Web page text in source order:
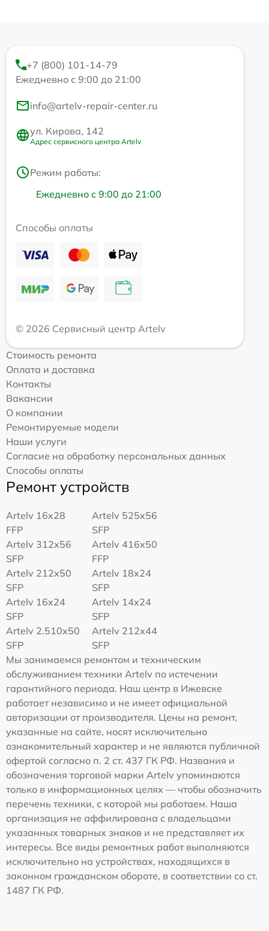
+7 (800) 101-14-79
Ежедневно с 9:00 до 21:00
info@artelv-repair-center.ru
ул. Кирова, 142
Адрес сервисного центра Artelv
Режим работы:
Ежедневно с 9:00 до 21:00
Способы оплаты
© 2026 Сервисный центр Artelv
Стоимость ремонта
Оплата и доставка
Контакты
Вакансии
О компании
Ремонтируемые модели
Наши услуги
Согласие на обработку персональных данных
Способы оплаты
Ремонт устройств
Artelv 16x28
FFP
Artelv 525x56
SFP
Artelv 312x56
SFP
Artelv 416x50
FFP
Artelv 212x50
SFP
Artelv 18x24
SFP
Artelv 16x24
SFP
Artelv 14x24
SFP
Artelv 2.510x50
SFP
Artelv 212x44
SFP
Мы занимаемся ремонтом и техническим
обслуживанием техники Artelv по истечении
гарантийного периода. Наш центр в Ижевске
работает независимо и не имеет официальной
авторизации от производителя. Цены на ремонт,
указанные на сайте, носят исключительно
ознакомительный характер и не являются публичной
офертой согласно п. 2 ст. 437 ГК РФ. Названия и
обозначения торговой марки Artelv упоминаются
только в информационных целях — чтобы обозначить
перечень техники, с которой мы работаем. Наша
организация не аффилирована с владельцами
указанных товарных знаков и не представляет их
интересы. Все виды ремонтных работ выполняются
исключительно на устройствах, находящихся в
законном гражданском обороте, в соответствии со ст.
1487 ГК РФ.